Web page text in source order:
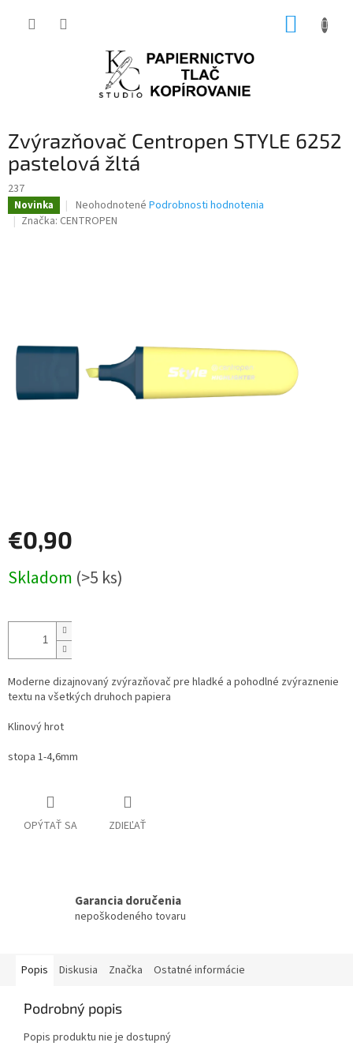
Zvýrazňovač Centropen STYLE 6252
pastelová žltá
237
Novinka
Priemerné
hodnotenie
Neohodnotené Podrobnosti hodnotenia
Značka: CENTROPEN
€0,90
cena:
Skladom (>5 ks)
Moderne dizajnovaný zvýrazňovač pre hladké a pohodlné zvýraznenie
textu na všetkých druhoch papiera
Klinový hrot
stopa 1-4,6mm
OPÝTAŤ SA ZDIEĽAŤ
Garancia doručenia
nepoškodeného tovaru
Popis Diskusia Značka Ostatné informácie
Podrobný popis
Popis produktu nie je dostupný